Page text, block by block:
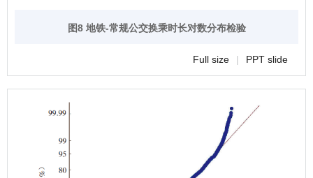
图8 地铁-常规公交换乘时长对数分布检验
Full size | PPT slide